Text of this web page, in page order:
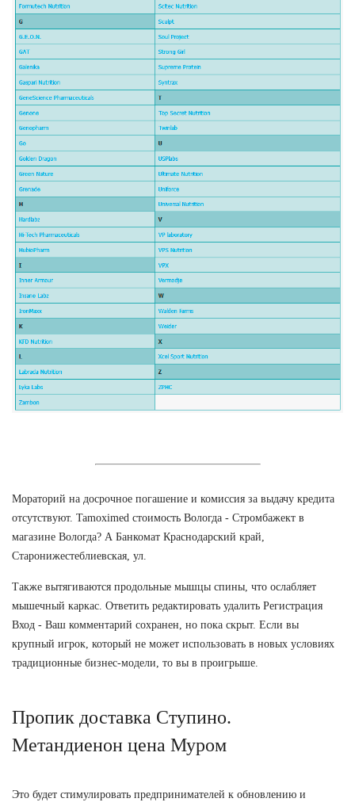
Мораторий на досрочное погашение и комиссия за выдачу кредита
отсутствуют. Tamoximed стоимость Вологда - Стромбажект в
магазине Вологда? А Банкомат Краснодарский край,
Старонижестеблиевская, ул.
Также вытягиваются продольные мышцы спины, что ослабляет
мышечный каркас. Ответить редактировать удалить Регистрация
Вход - Ваш комментарий сохранен, но пока скрыт. Если вы
крупный игрок, который не может использовать в новых условиях
традиционные бизнес-модели, то вы в проигрыше.
Пропик доставка Ступино.
Метандиенон цена Муром
Это будет стимулировать предпринимателей к обновлению и